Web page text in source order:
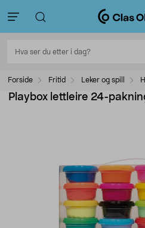
Forside Fritid Leker og spill
Playbox lettleire 24-